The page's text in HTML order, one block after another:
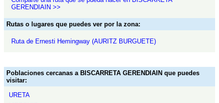
GERENDIAIN >>
Rutas o lugares que puedes ver por la zona:
Ruta de Ernesti Hemingway (AURITZ BURGUETE)
Poblaciones cercanas a BISCARRETA GERENDIAIN que puedes
visitar:
URETA